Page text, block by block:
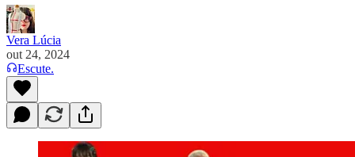
Vera Lúcia
out 24, 2024
Escute.